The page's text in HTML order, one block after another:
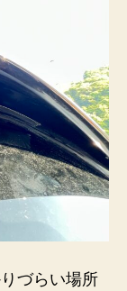
づらい場所